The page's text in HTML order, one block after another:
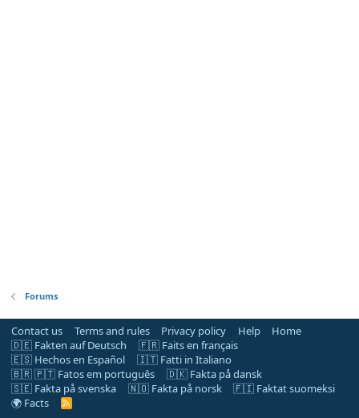
Forums
Contact us Terms and rules Privacy policy Help
Home
🇩🇪 Fakten auf Deutsch
🇫🇷 Faits en français
🇪🇸 Hechos en Español
🇮🇹 Fatti in Italiano
🇧🇷 🇵🇹 Fatos em português
🇩🇰 Fakta på dansk
🇸🇪 Fakta på svenska
🇳🇴 Fakta på norsk
🇫🇮 Faktat suomeksi
🌍 Facts
R